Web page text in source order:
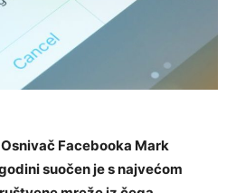
Facebooka Mark
suočen je s najvećom